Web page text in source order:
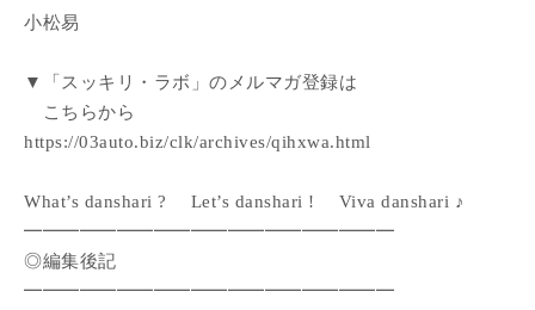
小松易
▼「スッキリ・ラボ」のメルマガ登録は
こちらから
https://03auto.biz/clk/archives/qihxwa.html
What’s danshari ? Let’s danshari ! Viva danshari ♪
━━━━━━━━━━━━━━━━━━━━
◎編集後記
━━━━━━━━━━━━━━━━━━━━